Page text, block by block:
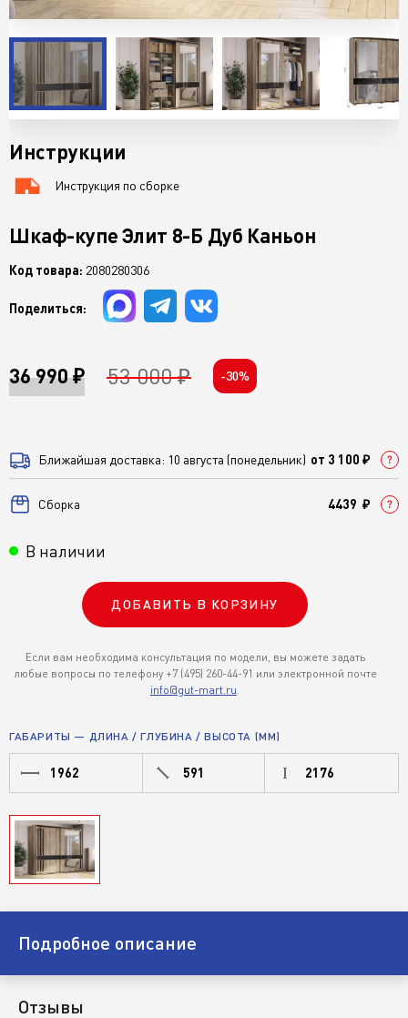
Инструкции
Инструкция по сборке
Шкаф-купе Элит 8-Б Дуб Каньон
Код товара: 2080280306
Поделиться:
36 990 ₽ 53 000 ₽ -30%
Ближайшая доставка: 10 августа (понедельник) от 3 100 ₽
Cборка 4439 ₽
В наличии
ДОБАВИТЬ В КОРЗИНУ
Если вам необходима консультация по модели, вы можете задать
любые вопросы по телефону +7 (495) 260-44-91 или электронной почте
info@gut-mart.ru.
ГАБАРИТЫ — ДЛИНА / ГЛУБИНА / ВЫСОТА (ММ)
1962 591 2176
Подробное описание
Отзывы